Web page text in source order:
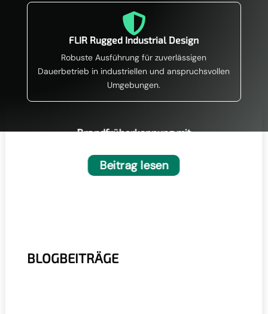

FLIR Rugged Industrial Design
Robuste Ausführung für zuverlässigen
Dauerbetrieb in industriellen und anspruchsvollen
Umgebungen.
BLOGBEITRÄGE
Brandfrüherkennung mit
Beitrag lesen